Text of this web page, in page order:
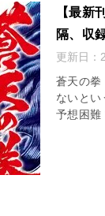
【最新
隔、収
更新日：
蒼天の拳
ないと
予想困